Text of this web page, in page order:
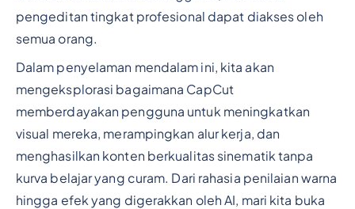
pengeditan tingkat profesional dapat diakses oleh
semua orang.
Dalam penyelaman mendalam ini, kita akan
mengeksplorasi bagaimana CapCut
memberdayakan pengguna untuk meningkatkan
visual mereka, merampingkan alur kerja, dan
menghasilkan konten berkualitas sinematik tanpa
kurva belajar yang curam. Dari rahasia penilaian warna
hingga efek yang digerakkan oleh AI, mari kita buka